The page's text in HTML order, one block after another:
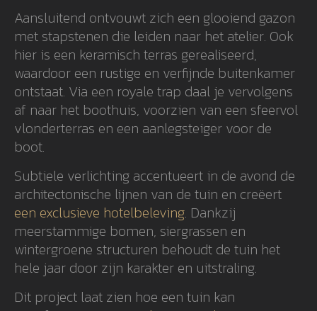
Aansluitend ontvouwt zich een glooiend gazon
met stapstenen die leiden naar het atelier. Ook
hier is een keramisch terras gerealiseerd,
waardoor een rustige en verfijnde buitenkamer
ontstaat. Via een royale trap daal je vervolgens
af naar het boothuis, voorzien van een sfeervol
vlonderterras en een aanlegsteiger voor de
boot.
Subtiele verlichting accentueert in de avond de
architectonische lijnen van de tuin en creëert
een exclusieve hotelbeleving. Dankzij
meerstammige bomen, siergrassen en
wintergroene structuren behoudt de tuin het
hele jaar door zijn karakter en uitstraling.
Dit project laat zien hoe een tuin kan